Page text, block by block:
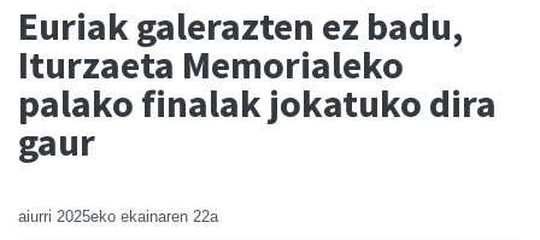
Euriak galerazten ez badu,
Iturzaeta Memorialeko
palako finalak jokatuko dira
gaur
aiurri 2025eko ekainaren 22a